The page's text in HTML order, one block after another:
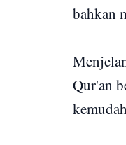
bahkan
Qur'an